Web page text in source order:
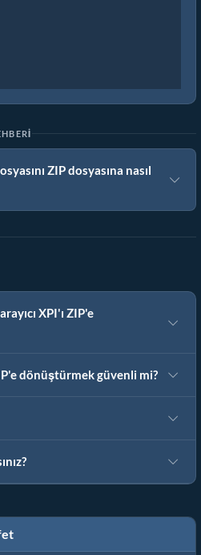
ZIP dosyasına nasıl
XPI'ı ZIP'e
dönüştürmek güvenli mi?